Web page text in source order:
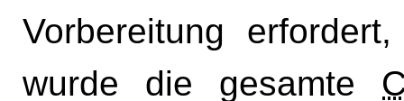
Vorbereitung
wurde die gesamte